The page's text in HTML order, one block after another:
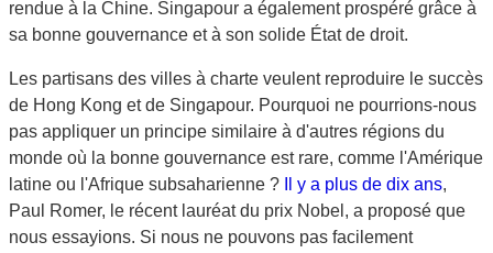
rendue à la Chine. Singapour a également prospéré grâce à
sa bonne gouvernance et à son solide État de droit.
Les partisans des villes à charte veulent reproduire le succès
de Hong Kong et de Singapour. Pourquoi ne pourrions-nous
pas appliquer un principe similaire à d'autres régions du
monde où la bonne gouvernance est rare, comme l'Amérique
latine ou l'Afrique subsaharienne ?
Il y a plus de dix ans,
Paul Romer, le récent lauréat du prix Nobel, a proposé que
nous essayions. Si nous ne pouvons pas facilement